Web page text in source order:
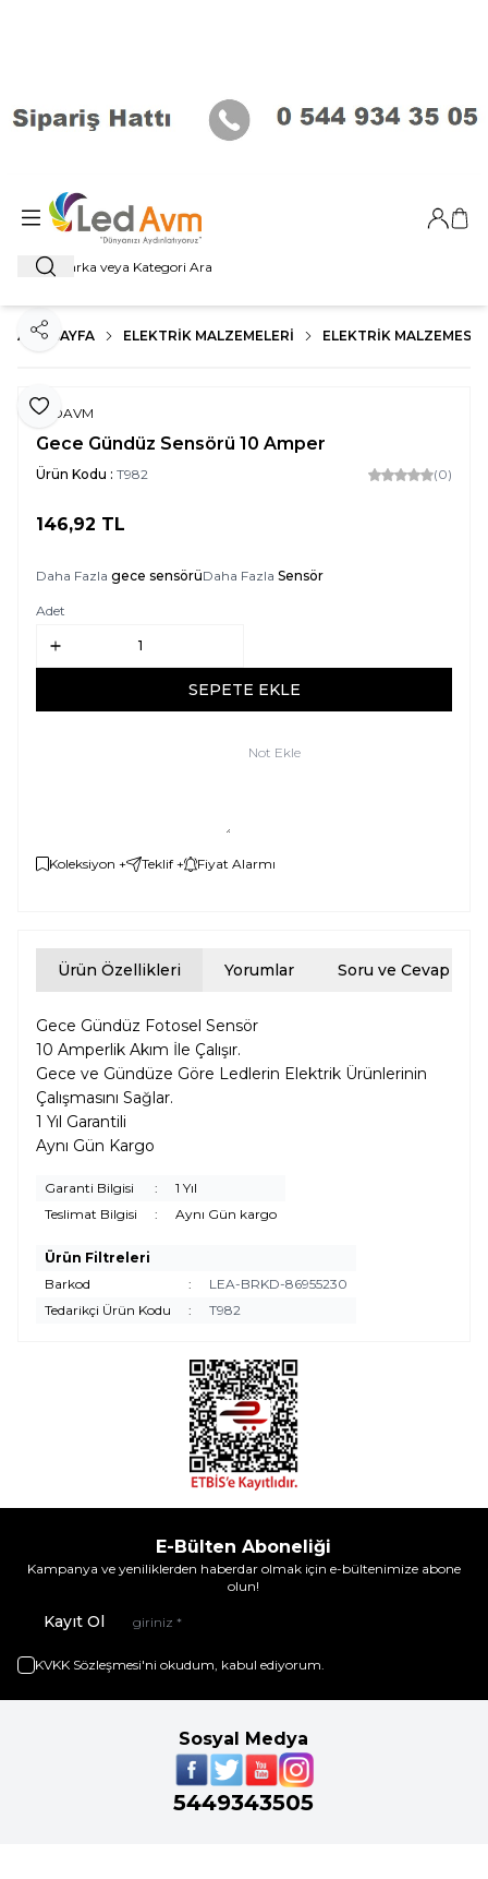
Ara
Giriş
ANA SAYFA ELEKTRIK MALZEMELERI ELEKTRIK MALZEMESI
Favoriye Ekle
Paylaş
LEDAVM
Gece Gündüz Sensörü 10 Amper
Ürün Kodu : T982 (0)
146,92 TL
Daha Fazla gece sensörüDaha Fazla Sensör
Adet
SEPETE EKLE
Not Ekle
Koleksiyon + Teklif + Fiyat Alarmı
Ürün Özellikleri Yorumlar Soru ve Cevap
Gece Gündüz Fotosel Sensör
10 Amperlik Akım İle Çalışır.
Gece ve Gündüze Göre Ledlerin Elektrik Ürünlerinin
Çalışmasını Sağlar.
1 Yıl Garantili
Aynı Gün Kargo
Garanti Bilgisi :
1 Yıl
Teslimat Bilgisi
: Aynı Gün kargo
Ürün Filtreleri
Barkod
:
LEA-BRKD-86955230
Tedarikçi Ürün Kodu
: T982
E-Bülten Aboneliği
Kampanya ve yeniliklerden haberdar olmak için e-bültenimize abone
olun!
Kayıt Ol
KVKK Sözleşmesi'ni okudum, kabul ediyorum.
Sosyal Medya
5449343505